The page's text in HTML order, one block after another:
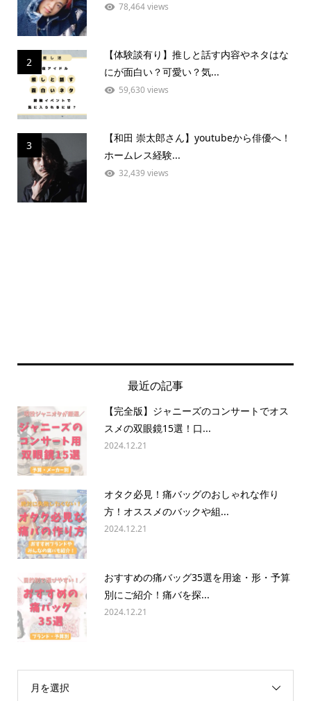
78,464 views
2
【体験談有り】推しと話す内容やネタはな
にが面白い？可愛い？気...
59,630 views
3
【和田 崇太郎さん】youtubeから俳優へ！
ホームレス経験...
32,439 views
最近の記事
【完全版】ジャニーズのコンサートでオス
スメの双眼鏡15選！口...
2024.12.21
オタク必見！痛バッグのおしゃれな作り
方！オススメのバックや組...
2024.12.21
おすすめの痛バッグ35選を用途・形・予算
別にご紹介！痛バを探...
2024.12.21
月を選択